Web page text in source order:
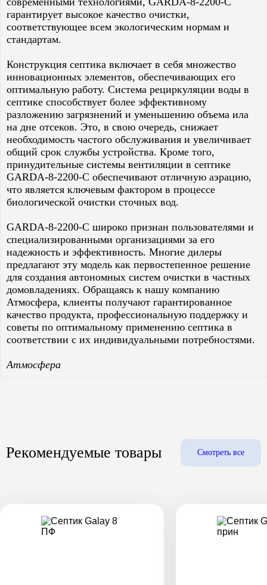
гарантирует высокое качество очистки,
соответствующее всем экологическим нормам и
стандартам.
Конструкция септика включает в себя множество
инновационных элементов, обеспечивающих его
оптимальную работу. Система рециркуляции воды в
септике способствует более эффективному
разложению загрязнений и уменьшению объема ила
на дне отсеков. Это, в свою очередь, снижает
необходимость частого обслуживания и увеличивает
общий срок службы устройства. Кроме того,
принудительные системы вентиляции в септике
GARDA-8-2200-C обеспечивают отличную аэрацию,
что является ключевым фактором в процессе
биологической очистки сточных вод.
GARDA-8-2200-C широко признан пользователями и
специализированными организациями за его
надежность и эффективность. Многие дилеры
предлагают эту модель как первостепенное решение
для создания автономных систем очистки в частных
домовладениях. Обращаясь к нашу компанию
Атмосфера, клиенты получают гарантированное
качество продукта, профессиональную поддержку и
советы по оптимальному применению септика в
соответствии с их индивидуальными потребностями.
Атмосфера
Рекомендуемые товары Смотреть все